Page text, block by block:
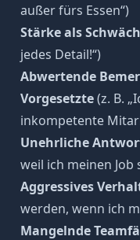
außer fürs Essen“)
Stärke als
jedes Detail!“)
Abwertende
Vorgesetzte(z. B.
inkompetente
Unehrliche
weil ich meinen Job
Aggressives
werden, wenn ich
Mangelnde